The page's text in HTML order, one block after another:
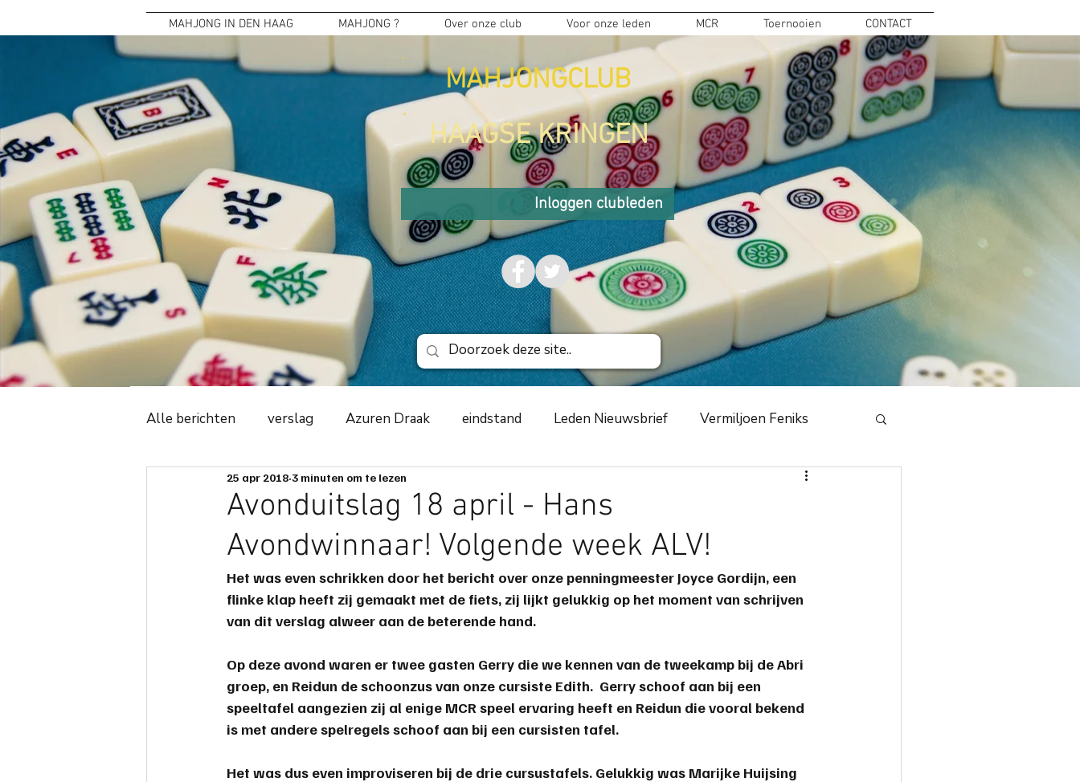
MAHJONG IN DEN HAAG MAHJONG ? Over onze club Voor onze leden MCR Toernooien CONTACT
MAHJONGCLUB
HAAGSE KRINGEN
Inloggen clubleden
Alle berichten verslag Azuren Draak eindstand Leden Nieuwsbrief Vermiljoen Feniks
Witte Tijger 2018 Cursus
ledenadministratie evenement 2019 zwarte schildpad 2020 Azuren Draak 2020
avonduitslag ere-podium toernooiverslag corona-virus COVID-19 bestuur
spelregels spelbeheersing scorende elementen speeltip bestuursmededeling
safemahjong
Avonduitslag 18 april - Hans
Avondwinnaar! Volgende week ALV!
25 apr 2018 3 minuten om te lezen
Het was even schrikken door het bericht over onze penningmeester Joyce Gordijn, een
flinke klap heeft zij gemaakt met de fiets, zij lijkt gelukkig op het moment van schrijven
van dit verslag alweer aan de beterende hand.
Op deze avond waren er twee gasten Gerry die we kennen van de tweekamp bij de Abri
groep, en Reidun de schoonzus van onze cursiste Edith.  Gerry schoof aan bij een
speeltafel aangezien zij al enige MCR speel ervaring heeft en Reidun die vooral bekend
is met andere spelregels schoof aan bij een cursisten tafel.
Het was dus even improviseren bij de drie cursustafels. Gelukkig was Marijke Huijsing